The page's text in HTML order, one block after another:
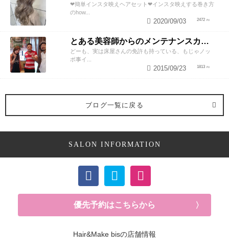
❤︎簡単インスタ映えヘアセット❤︎インスタ映えする巻き方
のhow...
2472
2020/09/03
とある美容師からのメンテナンスカットのススメ
どーも、実は床屋さんの免許も持っている、もじゃノッ
ポ事イ...
1813
2015/09/23
ブログ一覧に戻る
SALON INFORMATION
優先予約はこちらから
Hair&Make bisの店舗情報